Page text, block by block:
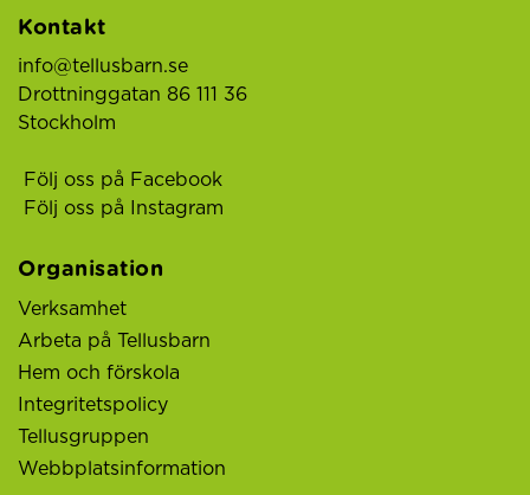
Kontakt
info@tellusbarn.se
Drottninggatan 86 111 36
Stockholm
Följ oss på Facebook
Följ oss på Instagram
Organisation
Verksamhet
Arbeta på Tellusbarn
Hem och förskola
Integritetspolicy
Tellusgruppen
Webbplatsinformation